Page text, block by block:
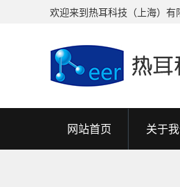
欢迎来到热耳科技（上海）有
网站首页 关于